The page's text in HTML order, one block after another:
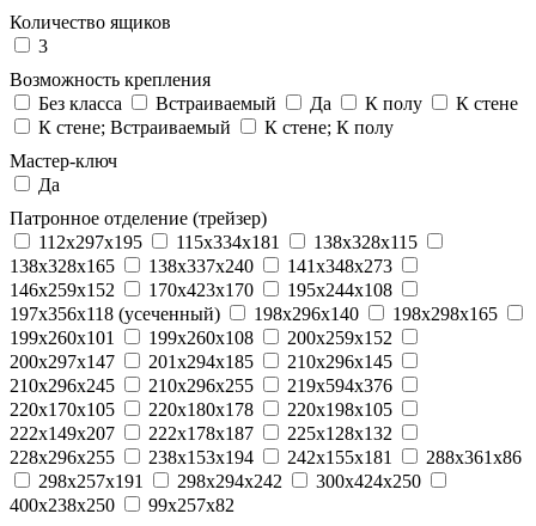
Количество ящиков
3
Возможность крепления
Без класса
Встраиваемый Да К полу
К стене
К стене; Встраиваемый
К стене; К полу
Мастер-ключ
Да
Патронное отделение (трейзер)
112x297x195
115x334x181
138x328x115
138x328x165
138x337x240
141x348x273
146x259x152
170x423x170
195x244x108
197x356x118 (усеченный)
198x296x140
198x298x165
199x260x101
199x260x108
200x259x152
200x297x147
201x294x185
210x296x145
210x296x245
210x296x255
219x594x376
220x170x105
220x180x178
220x198x105
222x149x207
222x178x187
225x128x132
228x296x255
238x153x194 242x155x181
288x361x86
298x257x191
298x294x242
300x424x250
400x238x250
99x257x82